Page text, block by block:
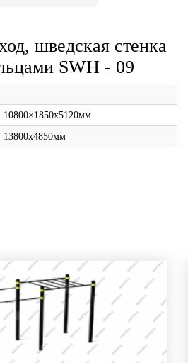
шведская стенка
SWH - 09
10800×1850х5120мм
13800х4850мм